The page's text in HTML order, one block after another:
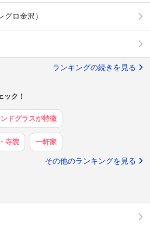
ロ金沢）
ランキングの続きを見る
ック！
ドグラスが特徴
寺院 一軒家
その他のランキングを見る